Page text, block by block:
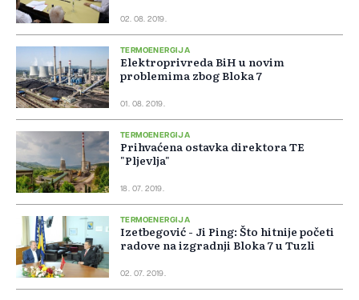
02. 08. 2019.
TERMOENERGIJA
Elektroprivreda BiH u novim
problemima zbog Bloka 7
01. 08. 2019.
TERMOENERGIJA
Prihvaćena ostavka direktora TE
"Pljevlja"
18. 07. 2019.
TERMOENERGIJA
Izetbegović - Ji Ping: Što hitnije početi
radove na izgradnji Bloka 7 u Tuzli
02. 07. 2019.